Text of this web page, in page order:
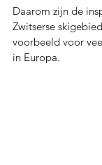
Daarom zijn de
Zwitserse
voorbeeld voor
in Europa.